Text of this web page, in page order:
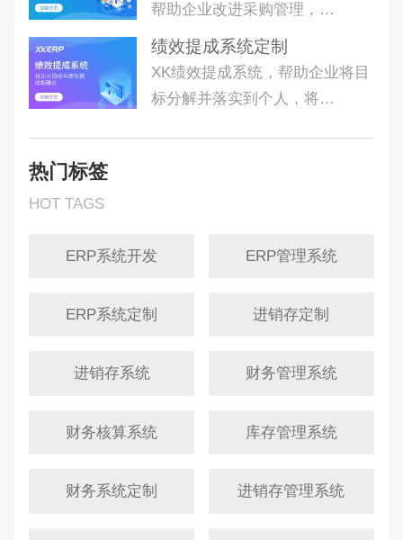
帮助企业改进采购管理，…
绩效提成系统定制
XK绩效提成系统，帮助企业将目
标分解并落实到个人，将…
热门标签
HOT TAGS
ERP系统开发 ERP管理系统
ERP系统定制 进销存定制
进销存系统 财务管理系统
财务核算系统 库存管理系统
财务系统定制 进销存管理系统